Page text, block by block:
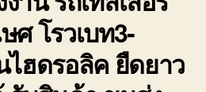
ศ โรวเบท3-
ไฮดรอลิค ยืดยาว